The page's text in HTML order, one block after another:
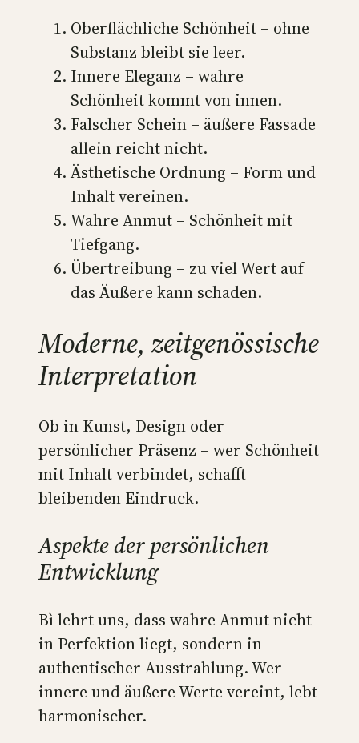
Oberflächliche Schönheit – ohne
Substanz bleibt sie leer.
Innere Eleganz – wahre
Schönheit kommt von innen.
Falscher Schein – äußere Fassade
allein reicht nicht.
Ästhetische Ordnung – Form und
Inhalt vereinen.
Wahre Anmut – Schönheit mit
Tiefgang.
Übertreibung – zu viel Wert auf
das Äußere kann schaden.
Moderne, zeitgenössische
Interpretation
Ob in Kunst, Design oder
persönlicher Präsenz – wer Schönheit
mit Inhalt verbindet, schafft
bleibenden Eindruck.
Aspekte der persönlichen
Entwicklung
Bì lehrt uns, dass wahre Anmut nicht
in Perfektion liegt, sondern in
authentischer Ausstrahlung. Wer
innere und äußere Werte vereint, lebt
harmonischer.